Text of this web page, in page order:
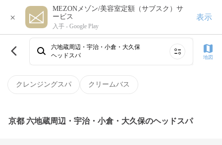
×
MEZONメゾン/美容室定額（サブスク）サ
ービス
入手 - Google Play
表示
クレンジングスパ クリームバス
六地蔵周辺・宇治・小倉・大久保
ヘッドスパ
地図
京都 六地蔵周辺・宇治・小倉・大久保のヘッドスパ